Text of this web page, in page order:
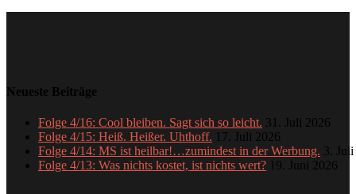
Neueste Beiträge
Folge 4/16: Cool bleiben. Sagt sich so leicht. 31. Juli 2026
Folge 4/15: Heiß. Heißer. Uhthoff. 17. Juli 2026
Folge 4/14: MS ist heilbar!…zumindest in der Werbung. 3.
Folge 4/13: Was nichts kostet, ist nichts wert? 19. Juni 2026